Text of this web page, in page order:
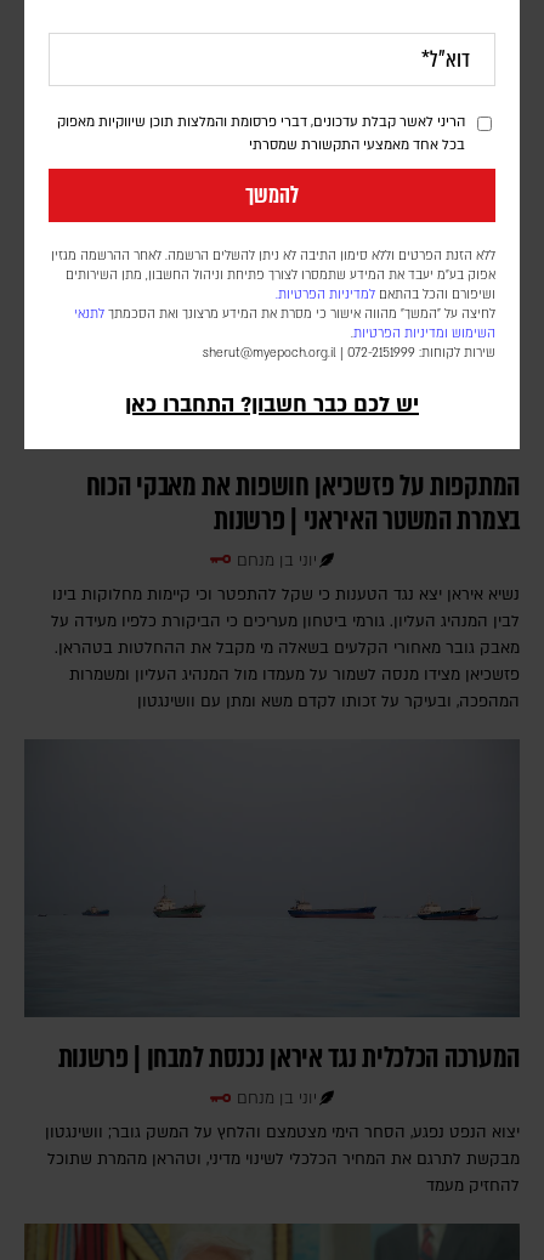
הריני לאשר קבלת עדכונים, דברי פרסומת והמלצות תוכן שיווקיות מאפוק
בכל אחד מאמצעי התקשורת שמסרתי
להמשך
ללא הזנת הפרטים וללא סימון התיבה לא ניתן להשלים הרשמה. לאחר ההרשמה מגזין
אפוק בע״מ יעבד את המידע שתמסרו לצורך פתיחת וניהול החשבון, מתן השירותים
ושיפורם והכל בהתאם למדיניות הפרטיות.
לחיצה על "המשך" מהווה אישור כי מסרת את המידע מרצונך ואת הסכמתך לתנאי
השימוש ומדיניות הפרטיות.
שירות לקוחות: 072-2151999 |
sherut@myepoch.org.il
יש לכם כבר חשבון? התחברו כאן
יוני בן מנחם
מאחורי הקלעים למניעת הסלמה נוספת
המתקפות על פזשכיאן חושפות את מאבקי הכוח
בצמרת המשטר האיראני | פרשנות
יוני בן מנחם
נשיא איראן יצא נגד הטענות כי שקל להתפטר וכי קיימות מחלוקות בינו
לבין המנהיג העליון. גורמי ביטחון מעריכים כי הביקורת כלפיו מעידה על
מאבק גובר מאחורי הקלעים בשאלה מי מקבל את ההחלטות בטהראן.
פזשכיאן מצידו מנסה לשמור על מעמדו מול המנהיג העליון ומשמרות
המהפכה, ובעיקר על זכותו לקדם משא ומתן עם וושינגטון
המערכה הכלכלית נגד איראן נכנסת למבחן | פרשנות
יוני בן מנחם
יצוא הנפט נפגע, הסחר הימי מצטמצם והלחץ על המשק גובר; וושינגטון
מבקשת לתרגם את המחיר הכלכלי לשינוי מדיני, וטהראן מהמרת שתוכל
להחזיק מעמד